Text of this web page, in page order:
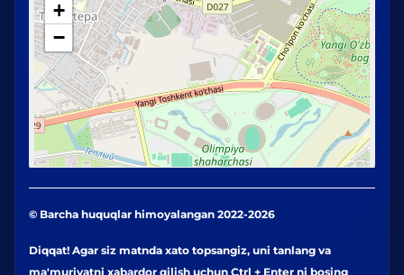
+
−
© Barcha huquqlar himoyalangan 2022-2026
Diqqat! Agar siz matnda xato topsangiz, uni tanlang va
ma'muriyatni xabardor qilish uchun Ctrl + Enter ni bosing